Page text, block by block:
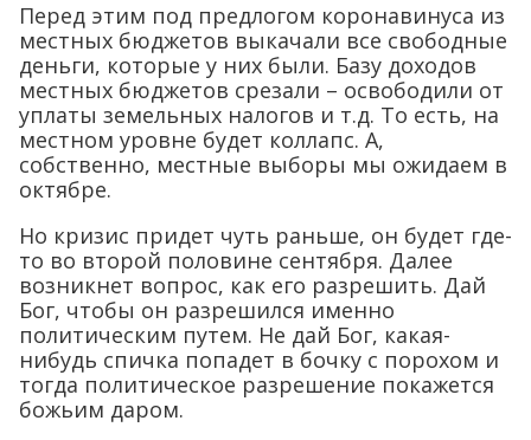
Перед этим под предлогом коронавинуса из
местных бюджетов выкачали все свободные
деньги, которые у них были. Базу доходов
местных бюджетов срезали – освободили от
уплаты земельных налогов и т.д. То есть, на
местном уровне будет коллапс. А,
собственно, местные выборы мы ожидаем в
октябре.
Но кризис придет чуть раньше, он будет где-
то во второй половине сентября. Далее
возникнет вопрос, как его разрешить. Дай
Бог, чтобы он разрешился именно
политическим путем. Не дай Бог, какая-
нибудь спичка попадет в бочку с порохом и
тогда политическое разрешение покажется
божьим даром.